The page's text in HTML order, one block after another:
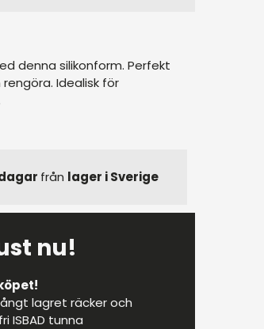
denna silikonform. Perfekt
Idealisk för
från lager i Sverige
nu!
lagret räcker och
ISBAD tunna